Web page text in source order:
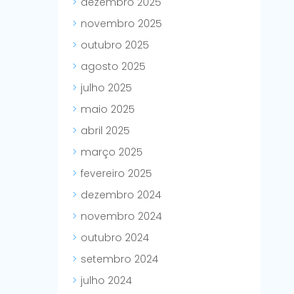
novembro 2025
outubro 2025
agosto 2025
julho 2025
maio 2025
abril 2025
março 2025
fevereiro 2025
dezembro 2024
novembro 2024
outubro 2024
setembro 2024
julho 2024